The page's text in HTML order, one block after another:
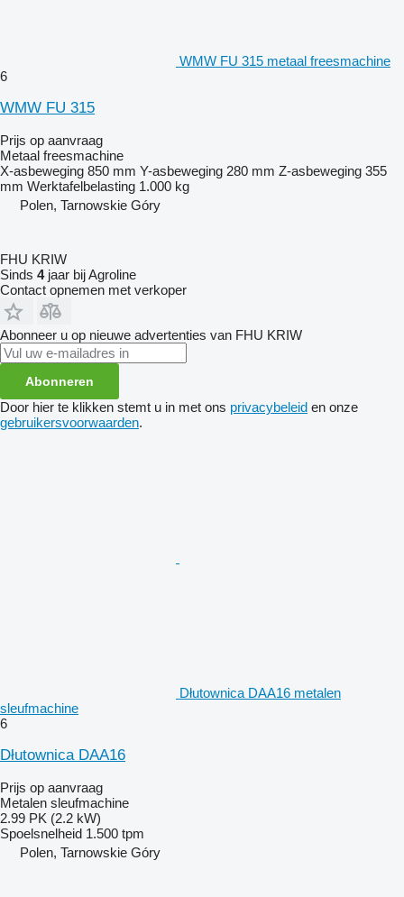
WMW FU 315 metaal freesmachine
6
WMW FU 315
Prijs op aanvraag
Metaal freesmachine
X-asbeweging 850 mm Y-asbeweging 280 mm Z-asbeweging 355
mm Werktafelbelasting 1.000 kg
Polen, Tarnowskie Góry
FHU KRIW
Sinds 4jaar bij Agroline
Contact opnemen met verkoper
Abonneer u op nieuwe advertenties van FHU KRIW
Abonneren
Door hier te klikken stemt u in met ons privacybeleid en onze
gebruikersvoorwaarden.
Dłutownica DAA16 metalen
sleufmachine
6
Dłutownica DAA16
Prijs op aanvraag
Metalen sleufmachine
2.99 PK (2.2 kW)
Spoelsnelheid 1.500 tpm
Polen, Tarnowskie Góry